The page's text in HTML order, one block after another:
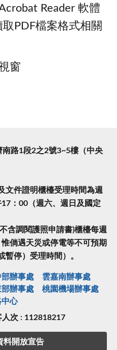
Reader 軟體
PDF檔案格式相關
窗
路1段2之2號3~5樓（中央
文件證明櫃檯受理時間為週
：00（週六、週日及國定
含調閱護照申請書)櫃檯每週
倘遇天災或停電等不可預期
暫停）受理時間）。
部辦事處
雲嘉南辦事處
部辦事處
桃園機場辦事處
中⼼
人次 : 112818217
料開放宣告